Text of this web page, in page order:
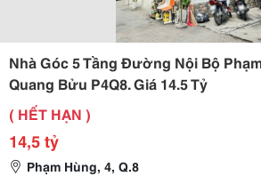
Nhà Góc 5 Tầng Đường Nội Bộ
Quang Bửu P4Q8. Giá 14.5 Tỷ
( HẾT HẠN )
14,5 tỷ
Phạm Hùng, 4, Q.8